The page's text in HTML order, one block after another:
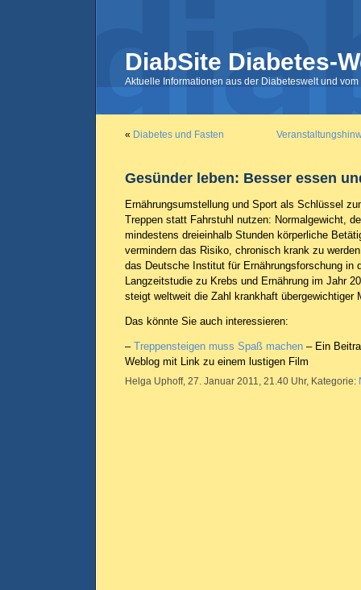
DiabSite Diabetes-
Aktuelle Informationen aus der Diabeteswelt und
« Diabetes und Fasten
Gesünder leben: Besser essen
Ernährungsumstellung und Sport als Schlüssel
Treppen statt Fahrstuhl nutzen: Normalgewicht,
mindestens dreieinhalb Stunden körperliche
vermindern das Risiko, chronisch krank zu
das Deutsche Institut für Ernährungsforschung in
Langzeitstudie zu Krebs und Ernährung im Jahr
steigt weltweit die Zahl krankhaft übergewichtiger
Das könnte Sie auch interessieren:
– Treppensteigen muss Spaß machen – Ein
Weblog mit Link zu einem lustigen Film
Helga Uphoff, 27. Januar 2011, 21.40 Uhr, Kategorie: